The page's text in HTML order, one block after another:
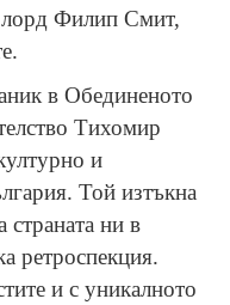
Филип Смит,
в Обединеното
Тихомир
и
Той изтъкна
страната ни в
ретроспекция.
и с уникалното